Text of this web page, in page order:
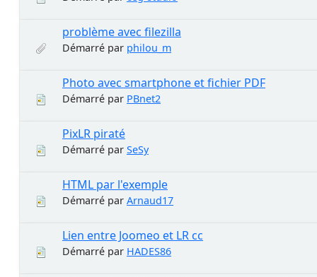
problème avec filezilla
Démarré par philou_m
Photo avec smartphone et fichier PDF
Démarré par PBnet2
PixLR piraté
Démarré par SeSy
HTML par l'exemple
Démarré par Arnaud17
Lien entre Joomeo et LR cc
Démarré par HADES86